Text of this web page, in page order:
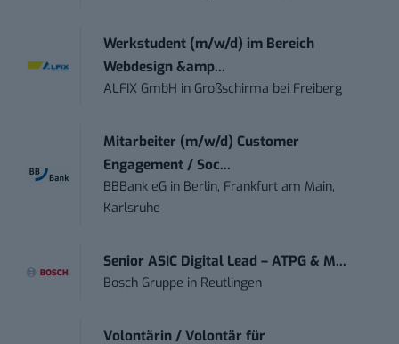
Werkstudent (m/w/d) im Bereich
Webdesign &amp...
ALFIX GmbH in Großschirma bei Freiberg
Mitarbeiter (m/w/d) Customer
Engagement / Soc...
BBBank eG in Berlin, Frankfurt am Main,
Karlsruhe
Senior ASIC Digital Lead – ATPG & M...
Bosch Gruppe in Reutlingen
Volontärin / Volontär für